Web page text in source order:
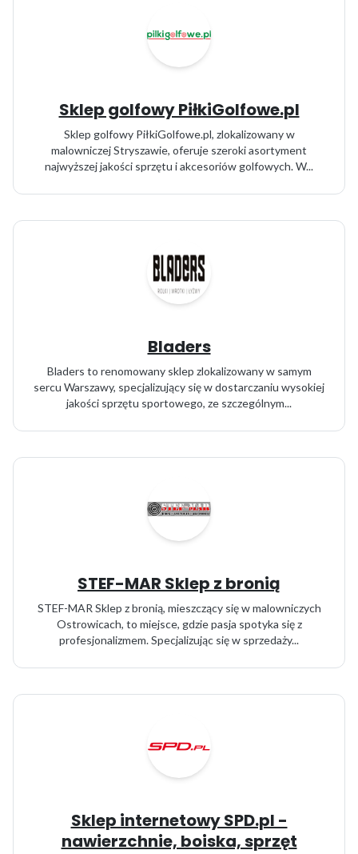
Sklep golfowy PiłkiGolfowe.pl
Sklep golfowy PiłkiGolfowe.pl, zlokalizowany w
malowniczej Stryszawie, oferuje szeroki asortyment
najwyższej jakości sprzętu i akcesoriów golfowych. W...
Bladers
Bladers to renomowany sklep zlokalizowany w samym
sercu Warszawy, specjalizujący się w dostarczaniu wysokiej
jakości sprzętu sportowego, ze szczególnym...
STEF-MAR Sklep z bronią
STEF-MAR Sklep z bronią, mieszczący się w malowniczych
Ostrowicach, to miejsce, gdzie pasja spotyka się z
profesjonalizmem. Specjalizując się w sprzedaży...
Sklep internetowy SPD.pl -
nawierzchnie, boiska, sprzęt